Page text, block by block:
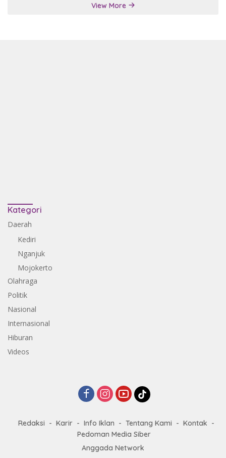
View More
Kategori
Daerah
Kediri
Nganjuk
Mojokerto
Olahraga
Politik
Nasional
Internasional
Hiburan
Videos
Redaksi Karir Info Iklan Tentang Kami
Kontak
Pedoman Media Siber
Anggada Network